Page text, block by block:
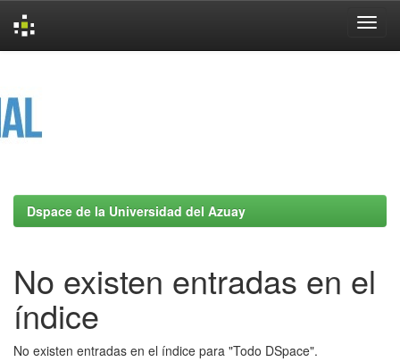
Dspace de la Universidad del Azuay
No existen entradas en el
índice
No existen entradas en el índice para "Todo DSpace".